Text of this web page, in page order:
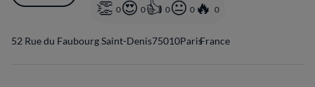
0 0 0 0 0
52 Rue du Faubourg Saint-Denis75010ParisFrance